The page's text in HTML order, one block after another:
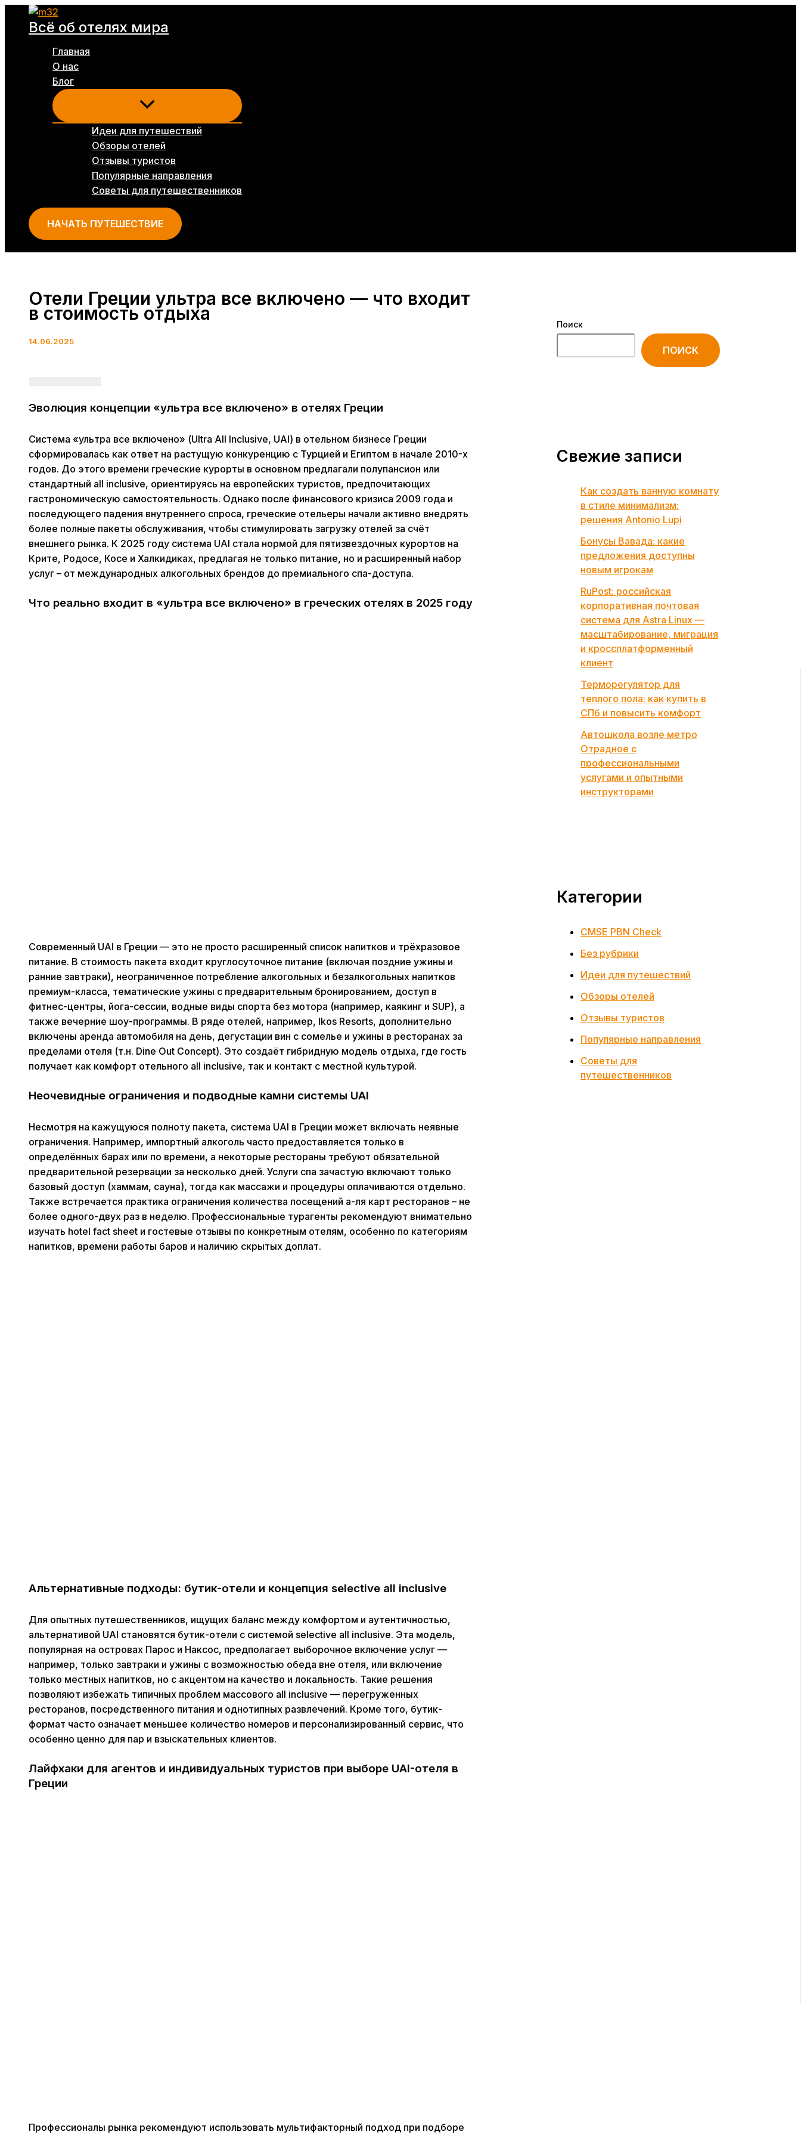
Перейти
Всё об отелях мира
Главная
О нас
Блог
Идеи для путешествий
Обзоры отелей
Отзывы туристов
Популярные направления
Советы для путешественников
НАЧАТЬ ПУТЕШЕСТВИЕ
Отели Греции ультра все включено — что входит
в стоимость отдыха
14.06.2025
Эволюция концепции «ультра все включено» в отелях Греции
Система «ультра все включено» (Ultra All Inclusive, UAI) в отельном бизнесе Греции
сформировалась как ответ на растущую конкуренцию с Турцией и Египтом в начале 2010-х
годов. До этого времени греческие курорты в основном предлагали полупансион или
стандартный all inclusive, ориентируясь на европейских туристов, предпочитающих
гастрономическую самостоятельность. Однако после финансового кризиса 2009 года и
последующего падения внутреннего спроса, греческие отельеры начали активно внедрять
более полные пакеты обслуживания, чтобы стимулировать загрузку отелей за счёт
внешнего рынка. К 2025 году система UAI стала нормой для пятизвездочных курортов на
Крите, Родосе, Косе и Халкидиках, предлагая не только питание, но и расширенный набор
услуг – от международных алкогольных брендов до премиального спа-доступа.
Что реально входит в «ультра все включено» в греческих отелях в 2025 году
Современный UAI в Греции — это не просто расширенный список напитков и трёхразовое
питание. В стоимость пакета входит круглосуточное питание (включая поздние ужины и
ранние завтраки), неограниченное потребление алкогольных и безалкогольных напитков
премиум-класса, тематические ужины с предварительным бронированием, доступ в
фитнес-центры, йога-сессии, водные виды спорта без мотора (например, каякинг и SUP), а
также вечерние шоу-программы. В ряде отелей, например, Ikos Resorts, дополнительно
включены аренда автомобиля на день, дегустации вин с сомелье и ужины в ресторанах за
пределами отеля (т.н. Dine Out Concept). Это создаёт гибридную модель отдыха, где гость
получает как комфорт отельного all inclusive, так и контакт с местной культурой.
Неочевидные ограничения и подводные камни системы UAI
Несмотря на кажущуюся полноту пакета, система UAI в Греции может включать неявные
ограничения. Например, импортный алкоголь часто предоставляется только в
определённых барах или по времени, а некоторые рестораны требуют обязательной
предварительной резервации за несколько дней. Услуги спа зачастую включают только
базовый доступ (хаммам, сауна), тогда как массажи и процедуры оплачиваются отдельно.
Также встречается практика ограничения количества посещений а-ля карт ресторанов – не
более одного-двух раз в неделю. Профессиональные турагенты рекомендуют внимательно
изучать hotel fact sheet и гостевые отзывы по конкретным отелям, особенно по категориям
напитков, времени работы баров и наличию скрытых доплат.
Альтернативные подходы: бутик-отели и концепция selective all inclusive
Для опытных путешественников, ищущих баланс между комфортом и аутентичностью,
альтернативой UAI становятся бутик-отели с системой selective all inclusive. Эта модель,
популярная на островах Парос и Наксос, предполагает выборочное включение услуг —
например, только завтраки и ужины с возможностью обеда вне отеля, или включение
только местных напитков, но с акцентом на качество и локальность. Такие решения
позволяют избежать типичных проблем массового all inclusive — перегруженных
ресторанов, посредственного питания и однотипных развлечений. Кроме того, бутик-
формат часто означает меньшее количество номеров и персонализированный сервис, что
особенно ценно для пар и взыскательных клиентов.
Лайфхаки для агентов и индивидуальных туристов при выборе UAI-отеля в
Греции
Профессионалы рынка рекомендуют использовать мультифакторный подход при подборе
Поиск
ПОИСК
Свежие записи
Как создать ванную комнату
в стиле минимализм:
решения Antonio Lupi
Бонусы Вавада: какие
предложения доступны
новым игрокам
RuPost: российская
корпоративная почтовая
система для Astra Linux —
масштабирование, миграция
и кроссплатформенный
клиент
Терморегулятор для
теплого пола: как купить в
СПб и повысить комфорт
Автошкола возле метро
Отрадное с
профессиональными
услугами и опытными
инструкторами
Категории
CMSE PBN Check
Без рубрики
Идеи для путешествий
Обзоры отелей
Отзывы туристов
Популярные направления
Советы для
путешественников